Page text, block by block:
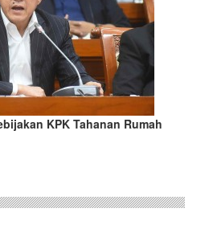
KPK Tahanan Rumah